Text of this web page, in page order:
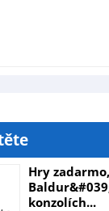
Hry
konzolích...